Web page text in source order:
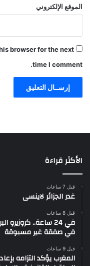
الموقع الإلكتروني
browser for the next
time I comment.
الأكثر قراءة
قبل 7 ساعات
غدر الجزائر لاينسى
قبل 8 ساعات
في صفقة غير مسبوقة
قبل 9 ساعات
المغرب يؤكد التزامه